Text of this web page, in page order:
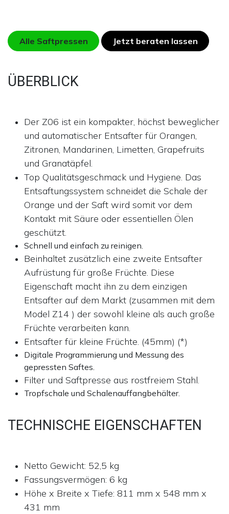
Alle Saftpressen Jetzt beraten lassen
ÜBERBLICK
Der Z06 ist ein kompakter, höchst beweglicher
und automatischer Entsafter für Orangen,
Zitronen, Mandarinen, Limetten, Grapefruits
und Granatäpfel.
Top Qualitätsgeschmack und Hygiene. Das
Entsaftungssystem schneidet die Schale der
Orange und der Saft wird somit vor dem
Kontakt mit Säure oder essentiellen Ölen
geschützt.
Schnell und einfach zu reinigen.
Beinhaltet zusätzlich eine zweite Entsafter
Aufrüstung für große Früchte. Diese
Eigenschaft macht ihn zu dem einzigen
Entsafter auf dem Markt (zusammen mit dem
Model Z14 ) der sowohl kleine als auch große
Früchte verarbeiten kann.
Entsafter für kleine Früchte. (45mm) (*)
Digitale Programmierung und Messung des
gepressten Saftes.
Filter und Saftpresse aus rostfreiem Stahl.
Tropfschale und Schalenauffangbehälter.
TECHNISCHE EIGENSCHAFTEN
Netto Gewicht: 52,5 kg
Fassungsvermögen: 6 kg
Höhe x Breite x Tiefe: 811 mm x 548 mm x
431 mm